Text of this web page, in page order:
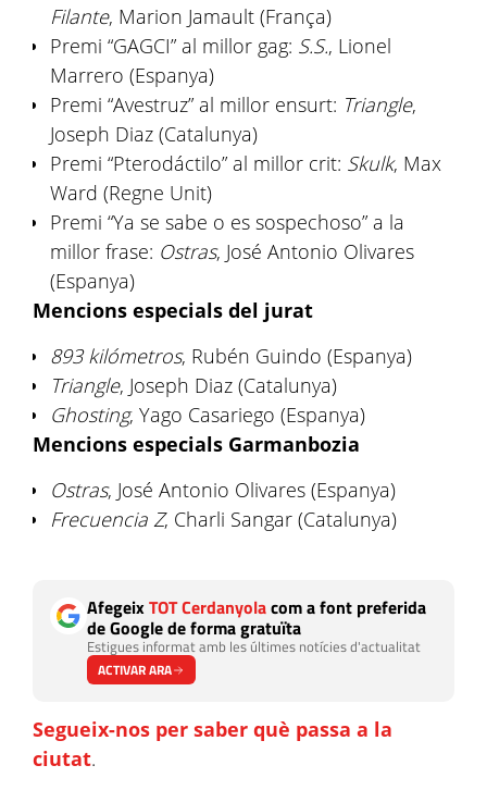
Filante, Marion Jamault (França)
Premi “GAGCI” al millor gag: S.S., Lionel
Marrero (Espanya)
Premi “Avestruz” al millor ensurt: Triangle,
Joseph Diaz (Catalunya)
Premi “Pterodáctilo” al millor crit: Skulk, Max
Ward (Regne Unit)
Premi “Ya se sabe o es sospechoso” a la
millor frase: Ostras, José Antonio Olivares
(Espanya)
Mencions especials del jurat
893 kilómetros, Rubén Guindo (Espanya)
Triangle, Joseph Diaz (Catalunya)
Ghosting, Yago Casariego (Espanya)
Mencions especials Garmanbozia
Ostras, José Antonio Olivares (Espanya)
Frecuencia Z, Charli Sangar (Catalunya)
AfegeixTOT Cerdanyolacom a font preferida
de Google de forma gratuïta
Estigues informat amb les últimes notícies d'actualitat
ACTIVAR ARA
Segueix-nos per saber què passa a la
ciutat.